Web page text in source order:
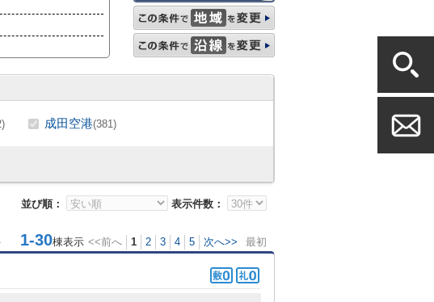
成田空港(381)
並び順： 表示件数：
1-30棟表示 <<前へ 1 2 3 4 5 次へ>> 最初